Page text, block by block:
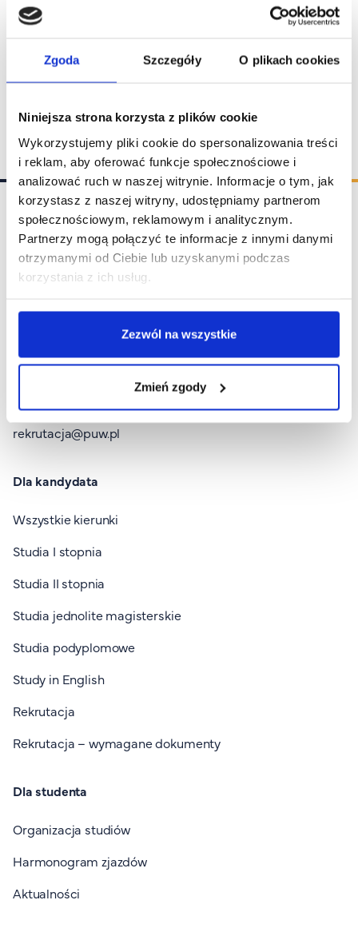
Zgoda Szczegóły O plikach cookies
Niniejsza strona korzysta z plików cookie
Wykorzystujemy pliki cookie do spersonalizowania treści
i reklam, aby oferować funkcje społecznościowe i
analizować ruch w naszej witrynie. Informacje o tym, jak
korzystasz z naszej witryny, udostępniamy partnerom
społecznościowym, reklamowym i analitycznym.
Partnerzy mogą połączyć te informacje z innymi danymi
otrzymanymi od Ciebie lub uzyskanymi podczas
korzystania z ich usług.
Zezwól na wszystkie
Zmień zgody
Wirtualny Pokój Studenta
Rekrutacja na studia podyplomowe
tel.:(+48) 42 29 95 633
tel.:(+48) 42 29 95 637
Stopka I
Rekrutacja
Wirtualny Pokój Studenta
rekrutacja@puw.pl
Dla kandydata
Wszystkie kierunki
Studia I stopnia
Studia II stopnia
Studia jednolite magisterskie
Studia podyplomowe
Study in English
Rekrutacja
Rekrutacja – wymagane dokumenty
Dla studenta
Organizacja studiów
Harmonogram zjazdów
Aktualności